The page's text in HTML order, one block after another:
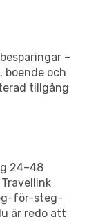
–
boende och
tillgång
24–48
för-steg-
är redo att